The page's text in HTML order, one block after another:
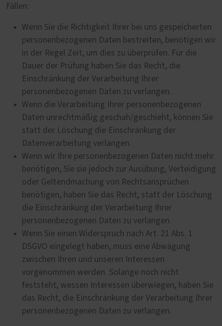
Fällen:
Wenn Sie die Richtigkeit Ihrer bei uns gespeicherten
personenbezogenen Daten bestreiten, benötigen wir
in der Regel Zeit, um dies zu überprüfen. Für die
Dauer der Prüfung haben Sie das Recht, die
Einschränkung der Verarbeitung Ihrer
personenbezogenen Daten zu verlangen.
Wenn die Verarbeitung Ihrer personenbezogenen
Daten unrechtmäßig geschah/geschieht, können Sie
statt der Löschung die Einschränkung der
Datenverarbeitung verlangen.
Wenn wir Ihre personenbezogenen Daten nicht mehr
benötigen, Sie sie jedoch zur Ausübung, Verteidigung
oder Geltendmachung von Rechtsansprüchen
benötigen, haben Sie das Recht, statt der Löschung
die Einschränkung der Verarbeitung Ihrer
personenbezogenen Daten zu verlangen.
Wenn Sie einen Widerspruch nach Art. 21 Abs. 1
DSGVO eingelegt haben, muss eine Abwägung
zwischen Ihren und unseren Interessen
vorgenommen werden. Solange noch nicht
feststeht, wessen Interessen überwiegen, haben Sie
das Recht, die Einschränkung der Verarbeitung Ihrer
personenbezogenen Daten zu verlangen.